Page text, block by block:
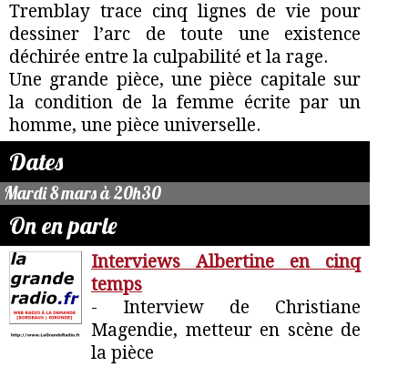
Tremblay trace cinq lignes de vie pour
dessiner l’arc de toute une existence
déchirée entre la culpabilité et la rage.
Une grande pièce, une pièce capitale sur
la condition de la femme écrite par un
homme, une pièce universelle.
Dates
Mardi 8 mars à 20h30
On en parle
Interviews Albertine en cinq
temps
- Interview de Christiane
Magendie, metteur en scène de
la pièce